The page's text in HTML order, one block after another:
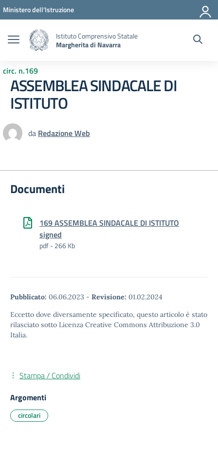
Vai ai contenuti
Vai al menu di navigazione
Vai al footer
Ministero dell'Istruzione
Istituto Comprensivo Statale
Margherita di Navarra
circ. n.169
ASSEMBLEA SINDACALE DI
ISTITUTO
da Redazione Web
Documenti
169 ASSEMBLEA SINDACALE DI ISTITUTO
signed
pdf - 266 Kb
Pubblicato: 06.06.2023 - Revisione: 01.02.2024
Eccetto dove diversamente specificato, questo articolo è stato
rilasciato sotto Licenza Creative Commons Attribuzione 3.0
Italia.
Stampa / Condividi
Argomenti
circolari